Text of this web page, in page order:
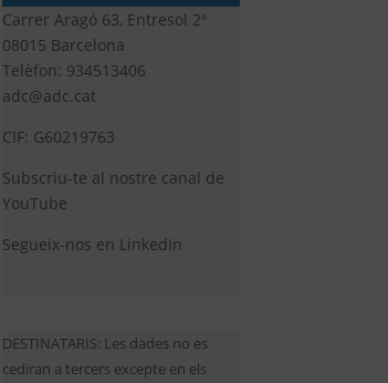
Carrer Aragó 63, Entresol 2ª
08015 Barcelona
Telèfon: 934513406
adc@adc.cat
CIF: G60219763
Subscriu-te al nostre canal de
YouTube
Segueix-nos en LinkedIn
DESTINATARIS: Les dades no es
cediran a tercers excepte en els